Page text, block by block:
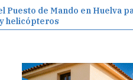
Puesto de Mando en Huelva
helicópteros